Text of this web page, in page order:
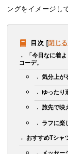
ングをイメージし
目次 [閉じる
「今日なに着
コーデ。
気分上が
ゆったり
旅先で映
ラフに楽
おすすめTシャ